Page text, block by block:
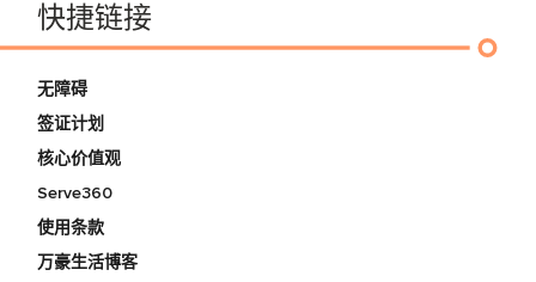
快捷链接
无障碍
签证计划
核心价值观
Serve360
使用条款
万豪生活博客